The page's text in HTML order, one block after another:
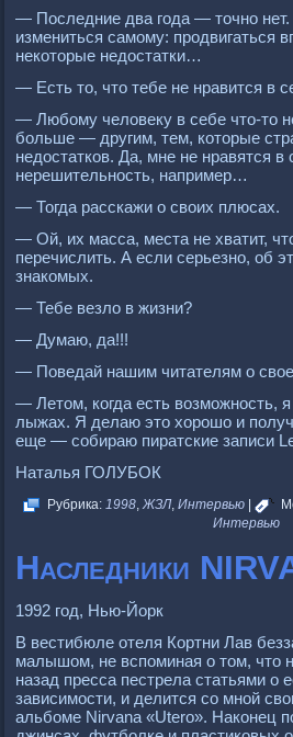
— Последние два года — точно
измениться самому: продвигаться
некоторые недостатки…
— Есть то, что тебе не нравится в
— Любому человеку в себе что-то
больше — другим, тем, которые
недостатков. Да, мне не нравятся
нерешительность, например…
— Тогда расскажи о своих плюсах.
— Ой, их масса, места не хватит,
перечислить. А если серьезно, об
знакомых.
— Тебе везло в жизни?
— Думаю, да!!!
— Поведай нашим читателям о
— Летом, когда есть возможность,
лыжах. Я делаю это хорошо и
еще — собираю пиратские записи
Наталья ГОЛУБОК
Рубрика: 1998,ЖЗЛ, Интервью|
Интервью
Наследники
1992 год, Нью-Йорк
В вестибюле отеля Кортни Лав
малышом, не вспоминая о том, что
назад пресса пестрела статьями о
зависимости, и делится со мной
альбоме Nirvana «Utero». Наконец